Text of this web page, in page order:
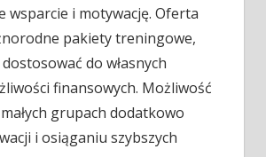
wsparcie i motywację. Oferta
pakiety treningowe,
do własnych
finansowych. Możliwość
grupach dodatkowo
i osiąganiu szybszych